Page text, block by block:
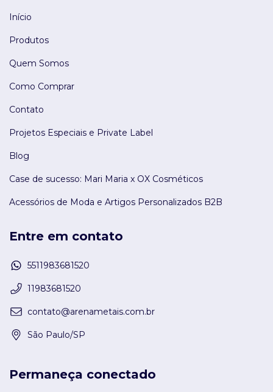
Início
Produtos
Quem Somos
Como Comprar
Contato
Projetos Especiais e Private Label
Blog
Case de sucesso: Mari Maria x OX Cosméticos
Acessórios de Moda e Artigos Personalizados B2B
Entre em contato
5511983681520
11983681520
contato@arenametais.com.br
São Paulo/SP
Permaneça conectado